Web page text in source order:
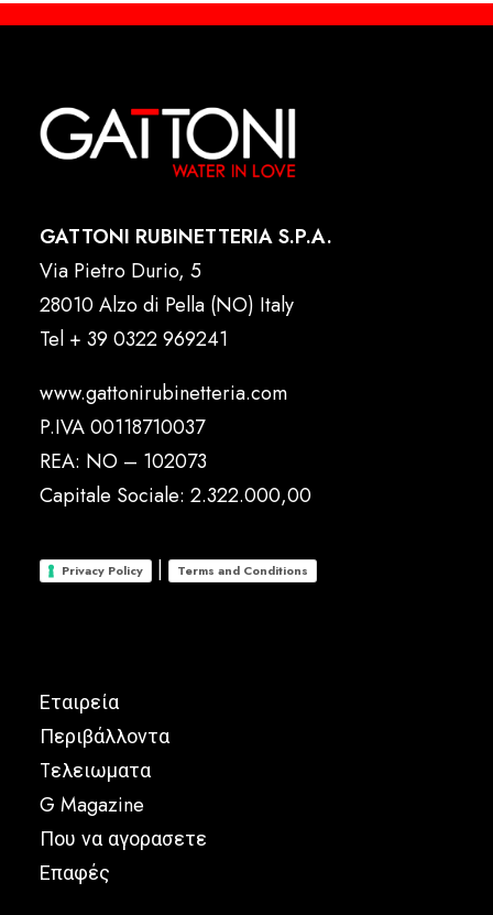
GATTONI RUBINETTERIA S.P.A.
Via Pietro Durio, 5
28010 Alzo di Pella (NO) Italy
Tel + 39 0322 969241
www.gattonirubinetteria.com
P.IVA 00118710037
REA: NO – 102073
Capitale Sociale: 2.322.000,00
Privacy Policy | Terms and Conditions
Εταιρεία
Περιβάλλοντα
Tελειωματα
G Magazine
Που να αγορασετε
Επαφές